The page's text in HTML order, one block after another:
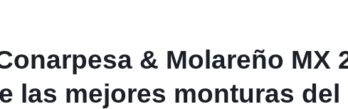
& Molareño MX
las mejores monturas del